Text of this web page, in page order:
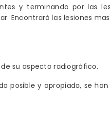
y terminando por las
Encontrará las lesiones
su aspecto radiográfico.
posible y apropiado, se